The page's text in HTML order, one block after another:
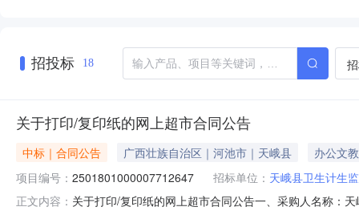
招投标 18
关于打印/复印纸的网上超市合同公告
中标｜合同公告 广西壮族自治区｜河池市｜天峨县
办公文教
项目编号： 2501801000007712647 招标单位： 天峨县卫生计生
正文内容： 关于打印/复印纸的网上超市合同公告一、采购人名称：